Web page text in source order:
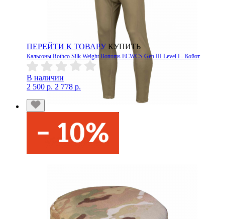
ПЕРЕЙТИ К ТОВАРУ КУПИТЬ
Кальсоны Rothco Silk Weight Bottoms ECWCS Gen III Level I - Койот
В наличии
2 500 р. 2 778 р.